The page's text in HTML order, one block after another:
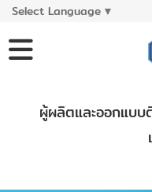
Select Language ▼
ผู้ผลิตและออกแบ